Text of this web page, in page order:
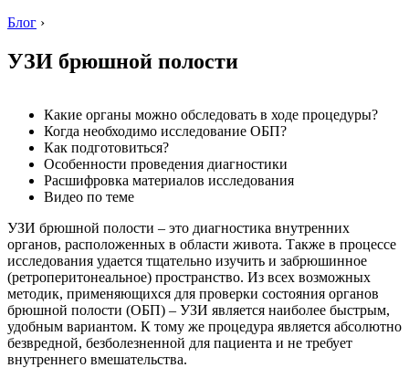
Блог ›
УЗИ брюшной полости
Какие органы можно обследовать в ходе процедуры?
Когда необходимо исследование ОБП?
Как подготовиться?
Особенности проведения диагностики
Расшифровка материалов исследования
Видео по теме
УЗИ брюшной полости – это диагностика внутренних
органов, расположенных в области живота. Также в процессе
исследования удается тщательно изучить и забрюшинное
(ретроперитонеальное) пространство. Из всех возможных
методик, применяющихся для проверки состояния органов
брюшной полости (ОБП) – УЗИ является наиболее быстрым,
удобным вариантом. К тому же процедура является абсолютно
безвредной, безболезненной для пациента и не требует
внутреннего вмешательства.